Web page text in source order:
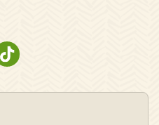
INSTAGRAM
OP PINTEREST
OP YOUTUBE
NATURESCANNER OP TIKTOK